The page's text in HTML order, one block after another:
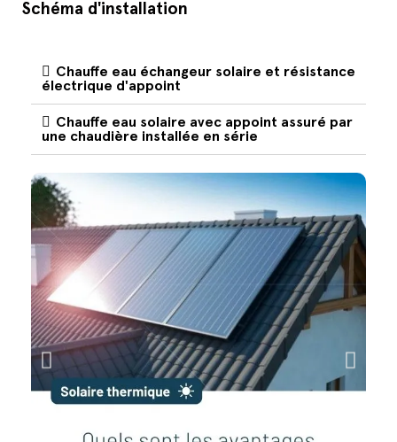
Schéma d'installation
Chauffe eau échangeur solaire et résistance
électrique d'appoint
Chauffe eau solaire avec appoint assuré par
une chaudière installée en série